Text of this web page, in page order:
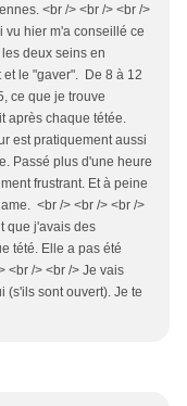
<br /> <br /> <br />
vu hier m'a conseillé ce
deux seins en
le "gaver". De 8 à 12
ce que je trouve
après chaque tétée.
est pratiquement aussi
Passé plus d'une heure
frustrant. Et à peine
<br /> <br /> <br />
que j'avais des
tété. Elle a pas été
<br /> <br /> Je vais
sont ouvert). Je te